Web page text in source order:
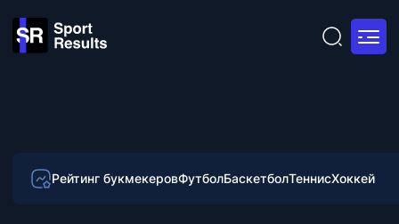
Рейтинг букмекеровФутболБаскетболТеннисХоккей